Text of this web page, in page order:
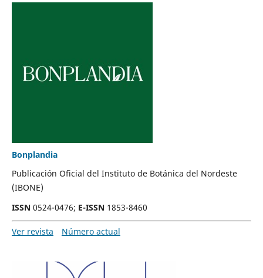
Bonplandia
Publicación Oficial del Instituto de Botánica del Nordeste
(IBONE)
ISSN0524-0476; E-ISSN1853-8460
Ver revista Número actual